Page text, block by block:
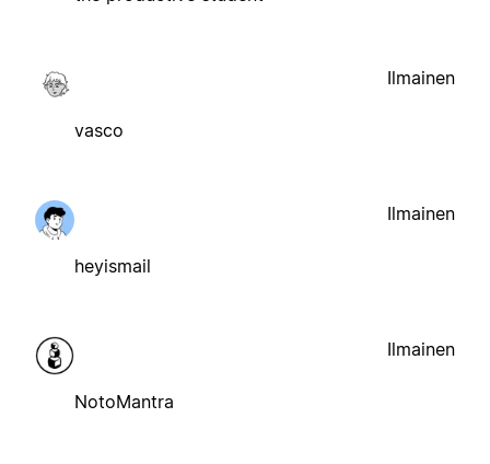
vasco
Ilmainen
heyismail
Ilmainen
NotoMantra
Ilmainen